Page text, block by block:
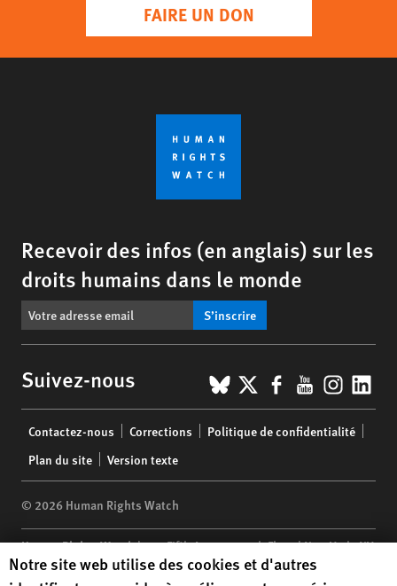
FAIRE UN DON
Recevoir des infos (en anglais) sur les
droits humains dans le monde
S’inscrire
Suivez-nous BlueSky
X Facebook
YouTube
menu
Contactez-nous Corrections
Politique de confidentialité
Plan du site
Version texte
© 2026 Human Rights Watch
Human Rights Watch| 350 Fifth Avenue, 34th Floor | New York,NY
10118-3299USA |t1.212.290.4700
Human Rights Watch cookie preferences
Notre site web utilise des cookies et d'autres